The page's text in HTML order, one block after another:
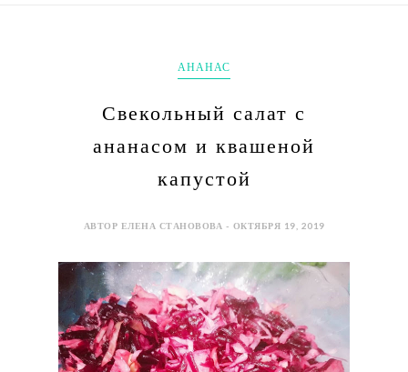
АНАНАС
Свекольный салат с
ананасом и квашеной
капустой
АВТОР ЕЛЕНА СТАНОВОВА - ОКТЯБРЯ 19, 2019